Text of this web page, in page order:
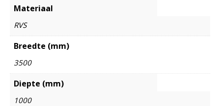
Materiaal
RVS
Breedte (mm)
3500
Diepte (mm)
1000